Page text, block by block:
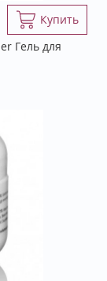
Купить
Гель для